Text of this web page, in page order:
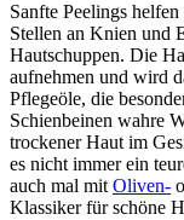
Sanfte Peelings
Stellen an Knien und
Hautschuppen. Die
aufnehmen und wird
Pflegeöle, die
Schienbeinen wahre
trockener Haut im
es nicht immer ein
auch mal mit Oliven-
Klassiker für schöne